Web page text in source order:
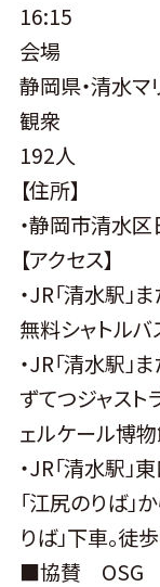
16:15
会場
静岡県・清水マ
観衆
192人
【住所】
・静岡市清水
【アクセス】
・JR「清水駅」
無料シャトルバ
・JR「清水駅
ずてつジャスト
ェルケール博
・JR「清水駅」
「江尻のりば」
りば」下車。徒
■協賛 OSG